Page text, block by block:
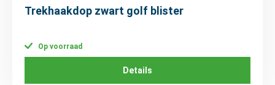
Trekhaakdop zwart golf blister
Op voorraad
Details